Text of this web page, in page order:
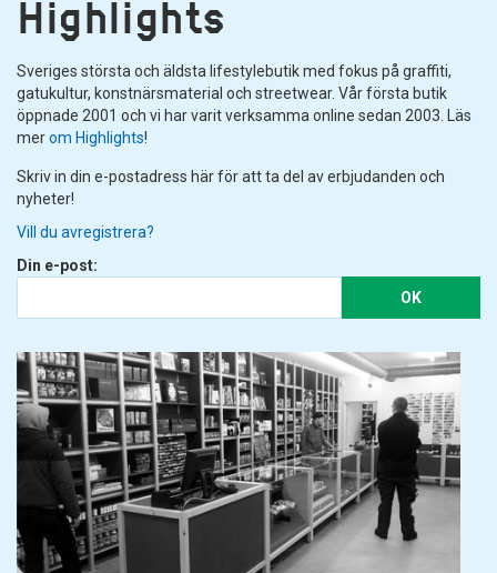
Highlights
Sveriges största och äldsta lifestylebutik med fokus på graffiti,
gatukultur, konstnärsmaterial och streetwear. Vår första butik
öppnade 2001 och vi har varit verksamma online sedan 2003. Läs
merom Highlights!
Skriv in din e-postadress här för att ta del av erbjudanden och
nyheter!
Vill du avregistrera?
Din e-post:
OK